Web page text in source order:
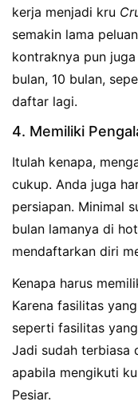
kerja menjadi kru
semakin lama
kontraknya pun
bulan, 10 bulan,
daftar lagi.
4. Memiliki
Itulah kenapa,
cukup. Anda juga
persiapan. Minimal
bulan lamanya di
mendaftarkan diri
Kenapa harus
Karena fasilitas
seperti fasilitas
Jadi sudah terbiasa
apabila mengikuti
Pesiar.